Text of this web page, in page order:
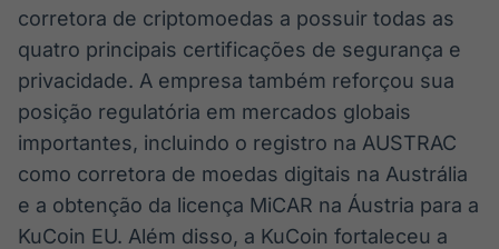
corretora de criptomoedas a possuir todas as
quatro principais certificações de segurança e
privacidade. A empresa também reforçou sua
posição regulatória em mercados globais
importantes, incluindo o registro na AUSTRAC
como corretora de moedas digitais na Austrália
e a obtenção da licença MiCAR na Áustria para a
KuCoin EU. Além disso, a KuCoin fortaleceu a